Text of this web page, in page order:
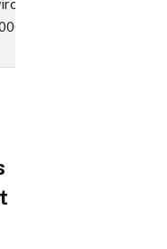
et prix entre